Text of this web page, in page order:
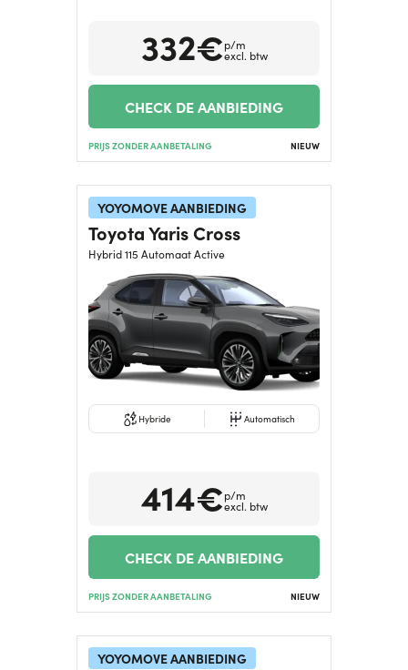
332€p/m
excl. btw
CHECK DE AANBIEDING
PRIJS ZONDER AANBETALING NIEUW
YOYOMOVE AANBIEDING
Toyota Yaris Cross
Hybrid 115 Automaat Active
Hybride Automatisch
414€p/m
excl. btw
CHECK DE AANBIEDING
PRIJS ZONDER AANBETALING NIEUW
YOYOMOVE AANBIEDING